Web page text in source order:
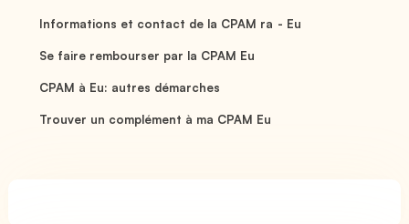
Informations et contact de la CPAM ra - Eu
Se faire rembourser par la CPAM Eu
CPAM à Eu: autres démarches
Trouver un complément à ma CPAM Eu